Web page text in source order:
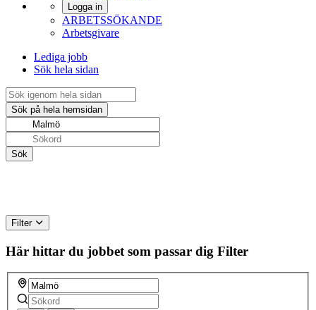
Logga in
ARBETSSÖKANDE
Arbetsgivare
Lediga jobb
Sök hela sidan
Filter
Här hittar du jobbet som passar dig Filter